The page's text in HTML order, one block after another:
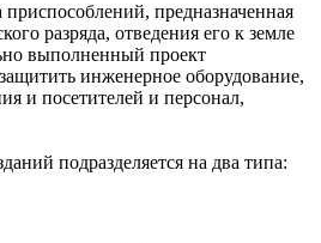
предназначенная
разряда, отведения его к земле
выполненный проект
инженерное оборудование,
и посетителей и персонал,
подразделяется на два типа: